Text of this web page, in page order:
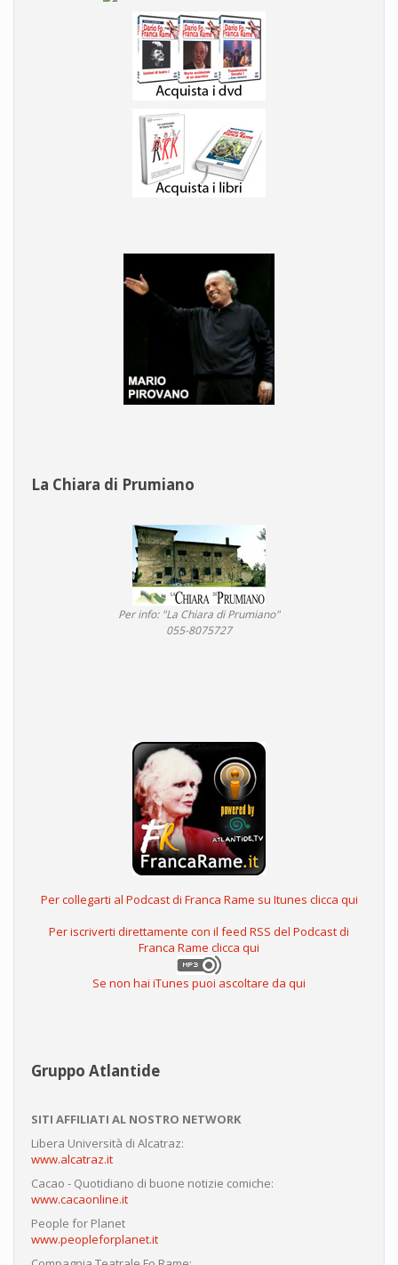
La Chiara di Prumiano
Per info: "La Chiara di Prumiano"
055-8075727
Per collegarti al Podcast di Franca Rame su Itunes clicca qui
Per iscriverti direttamente con il feed RSS del Podcast di
Franca Rame clicca qui
Se non hai iTunes puoi ascoltare da qui
Gruppo Atlantide
SITI AFFILIATI AL NOSTRO NETWORK
Libera Università di Alcatraz:
www.alcatraz.it
Cacao - Quotidiano di buone notizie comiche:
www.cacaonline.it
People for Planet
www.peopleforplanet.it